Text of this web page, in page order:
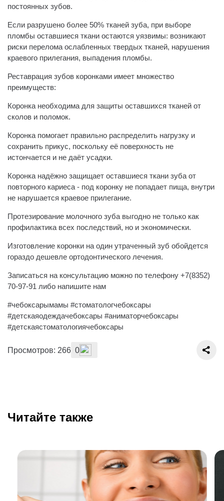
постоянных зубов.
Если разрушено более 50% тканей зуба, при выборе
пломбы оставшиеся ткани остаются уязвимы: возникают
риски перелома ослабленных твердых тканей, нарушения
краевого прилегания, выпадения пломбы.
Реставрация зубов коронками имеет множество
преимуществ:
Коронка необходима для защиты оставшихся тканей от
сколов и поломок.
Коронка помогает правильно распределить нагрузку и
сохранить прикус, поскольку её поверхность не
истончается и не даёт усадки.
Коронка надёжно защищает оставшиеся ткани зуба от
повторного кариеса - под коронку не попадает пища, внутри
не нарушается краевое прилегание.
Протезирование молочного зуба выгодно не только как
профилактика всех последствий, но и экономически.
Изготовление коронки на один утраченный зуб обойдется
гораздо дешевле ортодонтического лечения.
Записаться на консультацию можно по телефону +7(8352)
70-97-91 либо напишите нам
#чебоксарымамы #стоматологчебоксары
#детскаяодеждачебоксары #аниматорчебоксары
#детскаястоматологиячебоксары
Просмотров: 266 0
Читайте также